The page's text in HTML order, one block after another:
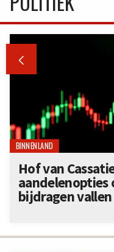

BINNENLAND
Hof van
aandelenopties
bijdragen vallen